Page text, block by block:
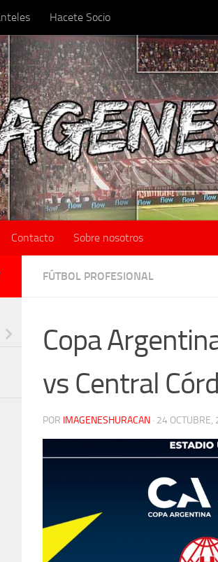
Hacete Socio
Contacto Sobre nosotros
FÚTBOL PROFESIONAL
Copa
vs Central
POR IMAGENESHURACAN · 24 OCTUBRE,